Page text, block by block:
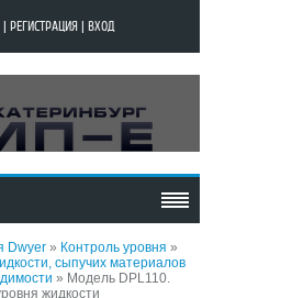
РЕГИСТРАЦИЯ ВХОД
DPL110.РЕЛЕ
ЖИДКОСТИ
Dwyer » Контроль уровня »
сыпучих материалов
» Модель DPL110.
жидкости